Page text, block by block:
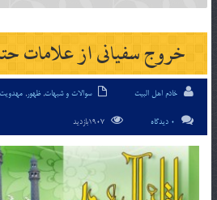
خروج سفیانی از علامات
خادم اهل البیت سوالات و شبهات,ظهور, مهدویت
0 دیدگاه